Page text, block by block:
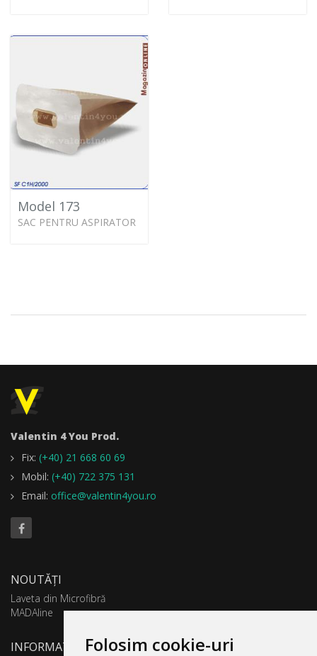
Folosim cookie-uri
Model 173
SAC PENTRU ASPIRATOR
Valentin 4 You Prod.
Fix: (+40) 21 668 60 69
Mobil: (+40) 722 375 131
Email: office@valentin4you.ro
NOUTĂȚI
Laveta din Microfibră
MADAline
INFORMATII PRODUSE